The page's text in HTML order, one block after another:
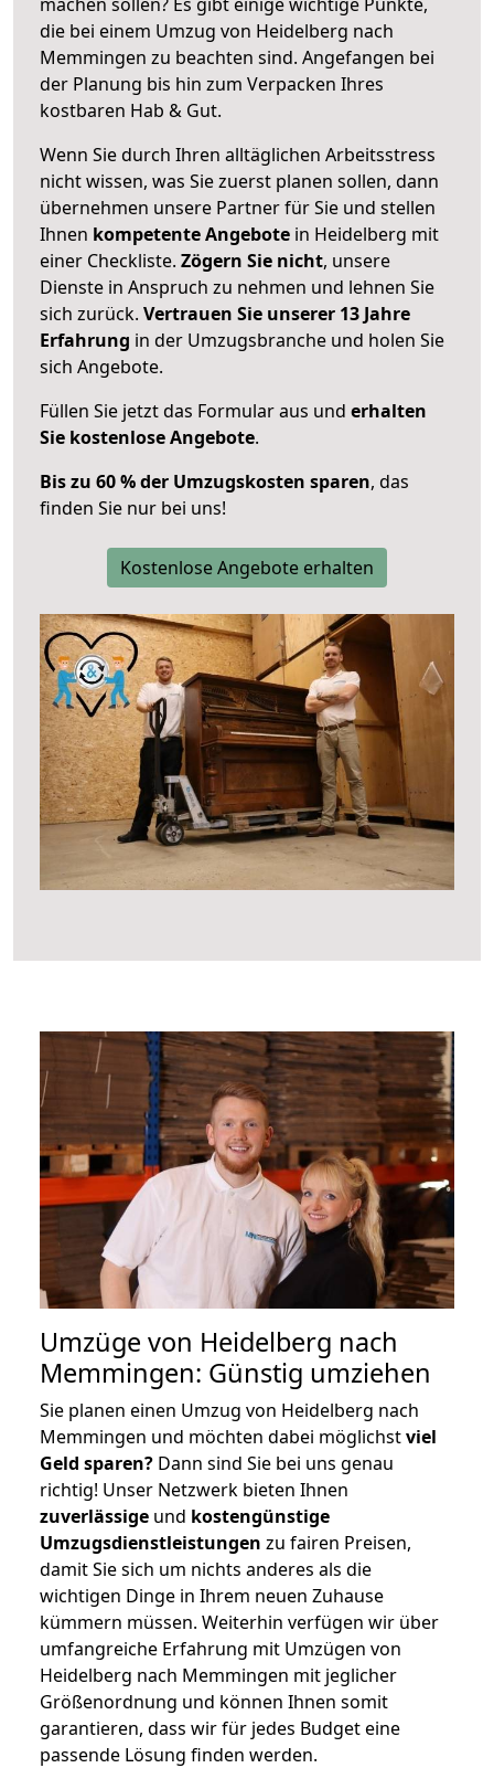
die bei einem Umzug von Heidelberg nach
Memmingen zu beachten sind. Angefangen bei
der Planung bis hin zum Verpacken Ihres
kostbaren Hab & Gut.
Wenn Sie durch Ihren alltäglichen Arbeitsstress
nicht wissen, was Sie zuerst planen sollen, dann
übernehmen unsere Partner für Sie und stellen
Ihnen kompetente Angebote in Heidelberg mit
einer Checkliste. Zögern Sie nicht, unsere
Dienste in Anspruch zu nehmen und lehnen Sie
sich zurück. Vertrauen Sie unserer 13 Jahre
Erfahrung in der Umzugsbranche und holen Sie
sich Angebote.
Füllen Sie jetzt das Formular aus und erhalten
Sie kostenlose Angebote.
Bis zu 60 % der Umzugskosten sparen, das
finden Sie nur bei uns!
Kostenlose Angebote erhalten
Umzüge von Heidelberg nach
Memmingen: Günstig umziehen
Sie planen einen Umzug von Heidelberg nach
Memmingen und möchten dabei möglichstviel
Geld sparen? Dann sind Sie bei uns genau
richtig! Unser Netzwerk bieten Ihnen
zuverlässige und kostengünstige
Umzugsdienstleistungen zu fairen Preisen,
damit Sie sich um nichts anderes als die
wichtigen Dinge in Ihrem neuen Zuhause
kümmern müssen. Weiterhin verfügen wir über
umfangreiche Erfahrung mit Umzügen von
Heidelberg nach Memmingen mit jeglicher
Größenordnung und können Ihnen somit
garantieren, dass wir für jedes Budget eine
passende Lösung finden werden.